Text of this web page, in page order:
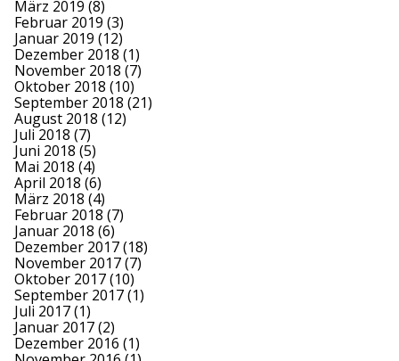
März 2019 (8)
Februar 2019 (3)
Januar 2019 (12)
Dezember 2018 (1)
November 2018 (7)
Oktober 2018 (10)
September 2018 (21)
August 2018 (12)
Juli 2018 (7)
Juni 2018 (5)
Mai 2018 (4)
April 2018 (6)
März 2018 (4)
Februar 2018 (7)
Januar 2018 (6)
Dezember 2017(18)
November 2017(7)
Oktober 2017(10)
September 2017(1)
Juli 2017(1)
Januar 2017(2)
Dezember 2016 (1)